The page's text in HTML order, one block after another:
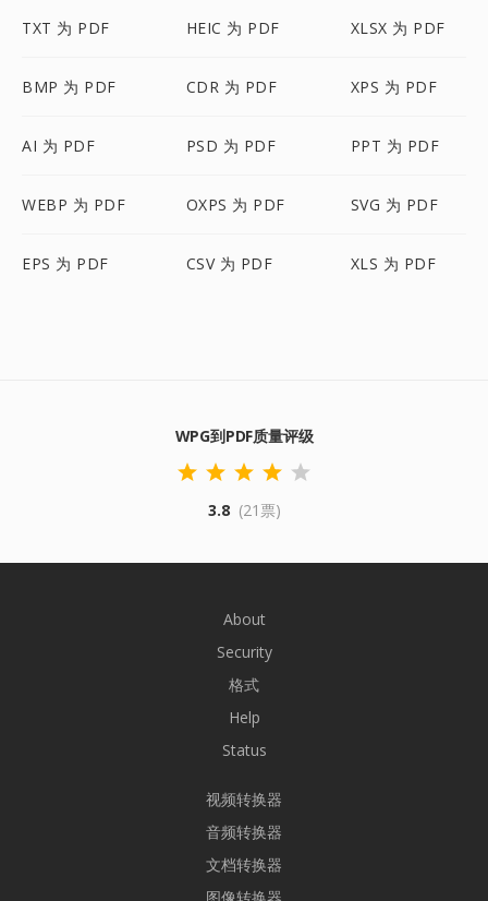
TXT 为 PDF HEIC 为 PDF XLSX 为 PDF
BMP 为 PDF CDR 为 PDF XPS 为 PDF
AI 为 PDF PSD 为 PDF PPT 为 PDF
WEBP 为 PDF OXPS 为 PDF SVG 为 PDF
EPS 为 PDF CSV 为 PDF XLS 为 PDF
WPG到PDF质量评级
3.8 (21票)
About
Security
格式
Help
Status
视频转换器
音频转换器
文档转换器